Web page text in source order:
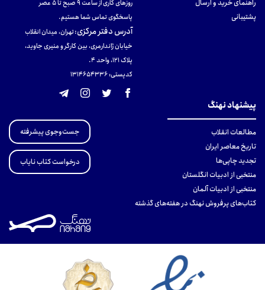
راهنمای خرید و ارسال
پشتیبانی
روزهای کاری از ساعت ۹ صبح تا ۵ عصر
پاسخگوی تماس شما هستیم.
آدرس دفتر مرکزی:تهران، میدان انقلاب
خیابان ژاندارمری، بین کارگر و منیری جاوید،
پلاک 121، واحد ۴.
کدپستی: 131465433۶
پیشنهاد نهنگ
مطالعات انقلاب
تاریخ معاصر ایران
تجدید چاپی‌ها
منتخبی از ادبیات انگلستان
منتخبی از ادبیات آلمان
کتاب‌های پرفروش نهنگ در هفته‌های گذشته
جست‌وجوی پیشرفته
درخواست کتاب نایاب